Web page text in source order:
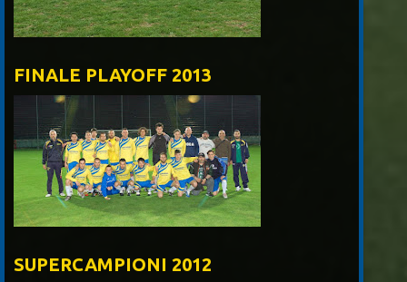
FINALE PLAYOFF 2013
SUPERCAMPIONI 2012